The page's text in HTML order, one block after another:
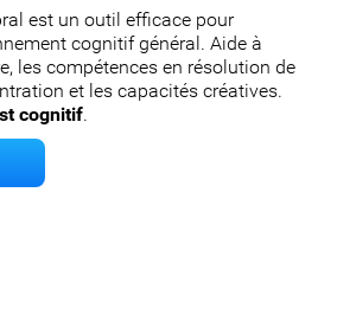
est un outil efficace pour
cognitif général. Aide à
les compétences en résolution de
et les capacités créatives.
cognitif.